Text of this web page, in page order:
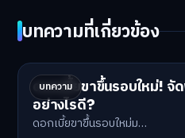
บทความที่เกี่ยวข้อง
บทความ
ดอกเบี้ยขาขึ้นรอบใหม่!
อย่างไรดี?
ดอกเบี้ยขาขึ้นรอบใหม่ม…